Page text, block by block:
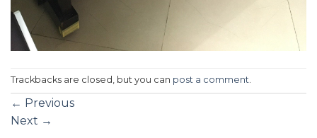
Trackbacks are closed, but you can post a comment
← Previous
Next →